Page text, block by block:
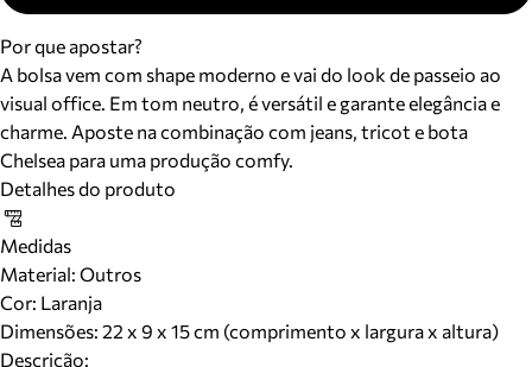
Por que apostar?
A bolsa vem com shape moderno e vai do look de passeio ao
visual office. Em tom neutro, é versátil e garante elegância e
charme. Aposte na combinação com jeans, tricot e bota
Chelsea para uma produção comfy.
Detalhes do produto
Medidas
Material: Outros
Cor: Laranja
Dimensões: 22 x 9 x 15 cm (comprimento x largura x altura)
Descrição: